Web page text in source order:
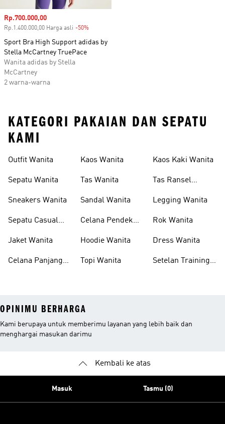
Harga penjualan
Rp.700.000,00
Rp.1.400.000,00 Harga asli -50%
Sport Bra High Support adidas by
Stella McCartney TruePace
Wanita adidas by Stella
McCartney
2 warna-warna
KATEGORI PAKAIAN DAN SEPATU
KAMI
Outfit Wanita
Sepatu Wanita
Sneakers Wanita
Sepatu Casual
Jaket Wanita
Celana Panjang
Kaos Wanita
Tas Wanita
Sandal Wanita
Celana Pendek
Hoodie Wanita
Topi Wanita
Kaos Kaki Wanita
Tas Ransel
Legging Wanita
Rok Wanita
Dress Wanita
Setelan Training
OPINIMU BERHARGA
Kami berupaya untuk memberimu layanan yang lebih baik dan
menghargai masukan darimu
Kembali ke atas
Masuk Tasmu (0)